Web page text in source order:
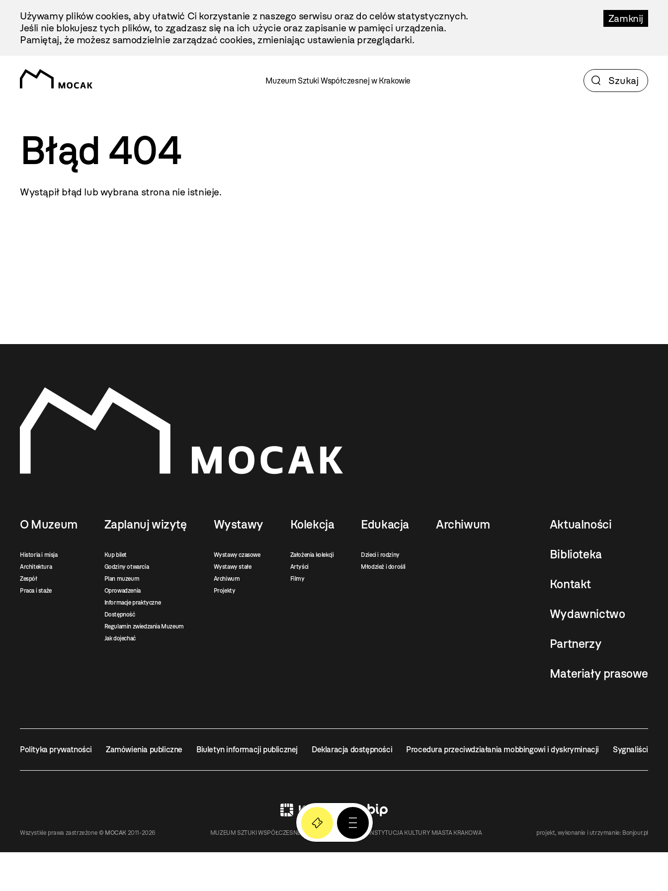
Treści
Zamknij
Używamy plików cookies, aby ułatwić Ci korzystanie z naszego serwisu oraz do celów statystycznych.
Jeśli nie blokujesz tych plików, to zgadzasz się na ich użycie oraz zapisanie w pamięci urządzenia.
Pamiętaj, że możesz samodzielnie zarządzać cookies, zmieniając ustawienia przeglądarki.
Muzeum Sztuki Współczesnej w Krakowie
Błąd 404
Wystąpił błąd lub wybrana strona nie istnieje.
O Muzeum
Historia i misja
Architektura
Zespół
Praca i staże
Zaplanuj wizytę
Kup bilet
Godziny otwarcia
Plan muzeum
Oprowadzenia
Informacje praktyczne
Dostępność
Regulamin zwiedzania Muzeum
Jak dojechać
Wystawy
Wystawy czasowe
Wystawy stałe
Archiwum
Projekty
Kolekcja
Założenia kolekcji
Artyści
Filmy
Edukacja
Dzieci i rodziny
Młodzież i dorośli
Archiwum Aktualności
Biblioteka
Kontakt
Wydawnictwo
Partnerzy
Materiały prasowe
Polityka prywatności Zamówienia publiczne Biuletyn informacji publicznej Deklaracja dostępności Procedura przeciwdziałania mobbingowi i dyskryminacji Sygnaliści
Wszystkie prawa zastrzeżone © MOCAK 2011-2026 MUZEUM SZTUKI WSPÓŁCZESNEJ W KRAKOWIE MOCAK – INSTYTUCJA KULTURY MIASTA KRAKOWA projekt, wykonanie i utrzymanie: Bonjour.pl